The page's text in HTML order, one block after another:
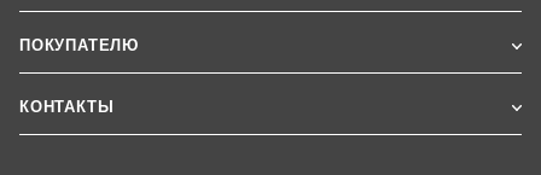
ПОКУПАТЕЛЮ
КОНТАКТЫ